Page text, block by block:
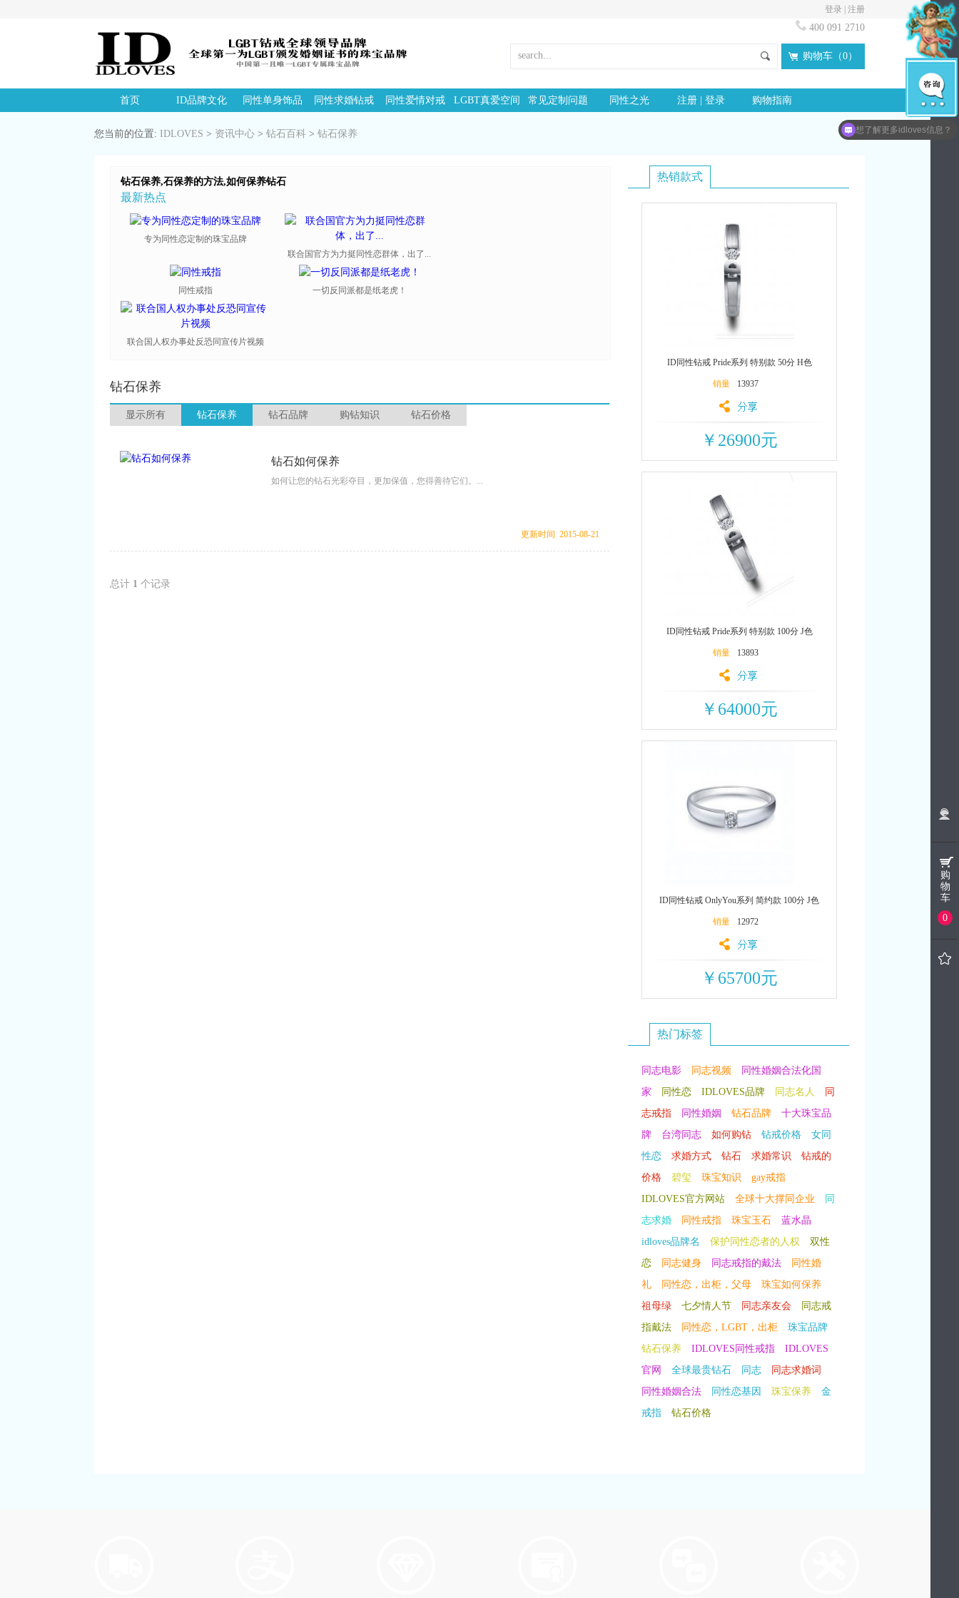
登录 注册
400 091 2710
购物车（0）
首页 ID品牌文化 同性单身饰品 同性求婚钻戒 同性爱情对戒 LGBT真爱空间 常见定制问题 同性之光 注册 | 登录 购物指南
您当前的位置: IDLOVES > 资讯中心 > 钻石百科 > 钻石保养
钻石保养,石保养的方法,如何保养钻石
最新热点
专为同性恋定制的珠宝品牌
联合国官方为力挺同性恋群体，出了...
同性戒指 一切反同派都是纸老虎！
联合国人权办事处反恐同宣传片视频
钻石保养
显示所有 钻石保养 钻石品牌 购钻知识 钻石价格
钻石如何保养
如何让您的钻石光彩夺目，更加保值，您得善待它们。...
更新时间 2015-08-21
总计 1 个记录
热销款式
ID同性钻戒 Pride系列 特别款 50分 H色
销量 13937
￥26900元
ID同性钻戒 Pride系列 特别款 100分 J色
销量 13893
￥64000元
ID同性钻戒 OnlyYou系列 简约款 100分 J色
销量 12972
￥65700元
热门标签
同志电影 同志视频
同性婚姻合法化国
家
同性恋 IDLOVES品牌 同志名人
同
志戒指
同性婚姻 钻石品牌
十大珠宝品
牌
台湾同志 如何购钻 钻戒价格
女同
性恋
求婚方式 钻石 求婚常识
钻戒的
价格
碧玺 珠宝知识
gay戒指
IDLOVES官方网站
全球十大撑同企业
同
志求婚
同性戒指 珠宝玉石
蓝水晶
idloves品牌名
保护同性恋者的人权
双性
恋
同志健身 同志戒指的戴法
同性婚
礼
同性恋，出柜，父母
珠宝如何保养
祖母绿
七夕情人节 同志亲友会
同志戒
指戴法
同性恋，LGBT，出柜
珠宝品牌
钻石保养
IDLOVES同性戒指
IDLOVES
官网
全球最贵钻石 同志
同志求婚词
同性婚姻合法
同性恋基因 珠宝保养
金
戒指
钻石价格
购
物
车
0
想了解更多idloves信息？